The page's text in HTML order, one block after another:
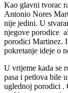
Kao glavni tvorac
Antonio Nores
nije jedini. U
njegove porodice
porodici Martinez.
pokretanje ideje o
U vrijeme kada se
pasa i petlova bile
uglednoj porodici .